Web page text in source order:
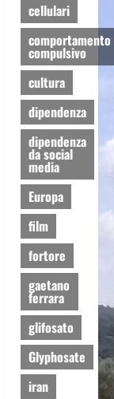
cellulari
comportamento
compulsivo
cultura
dipendenza
dipendenza
da social
media
Europa
film
fortore
gaetano
ferrara
glifosato
Glyphosate
iran